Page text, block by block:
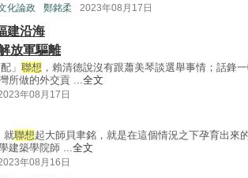
化論政 鄭銘柔 2023年08月17日
建沿海
放軍驅離
」 聯想 ，賴清德說沒有跟蕭美琴談選舉事情；話鋒
所做的外交貢 ...全文
年08月17日
就聯想起大師貝聿銘，就是在這個情況之下孕育出來
建築學院師 ...全文
年08月16日